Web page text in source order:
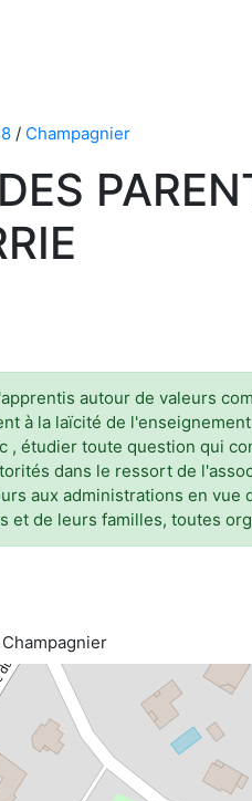
/ Champagnier
autour de valeurs
à la laïcité de
, étudier toute question qui
dans le ressort de
aux administrations en
et de leurs familles, toutes